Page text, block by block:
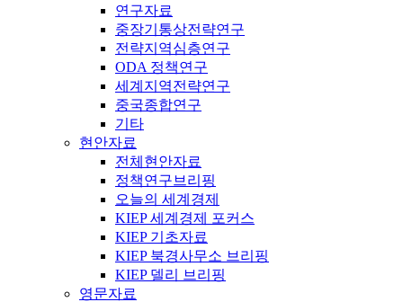
연구자료
중장기통상전략연구
전략지역심층연구
ODA 정책연구
세계지역전략연구
중국종합연구
기타
현안자료
전체현안자료
정책연구브리핑
오늘의 세계경제
KIEP 세계경제 포커스
KIEP 기초자료
KIEP 북경사무소 브리핑
KIEP 델리 브리핑
영문자료